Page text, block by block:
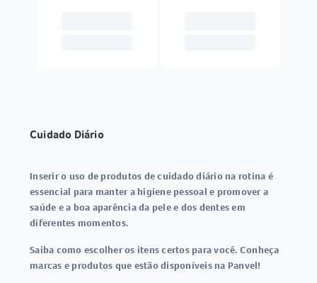
Cuidado Diário
Inserir o uso de produtos de cuidado diário na rotina é
essencial para manter a higiene pessoal e promover a
saúde e a boa aparência da pele e dos dentes em
diferentes momentos.
Saiba como escolher os itens certos para você. Conheça
marcas e produtos que estão disponíveis na Panvel!